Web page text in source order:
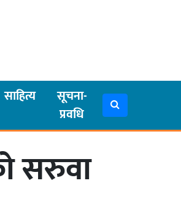
साहित्य
सूचना-
प्रवधि
सरुवा